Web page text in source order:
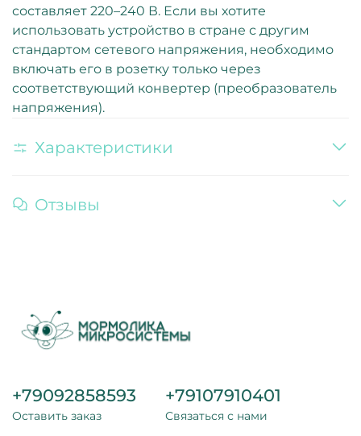
составляет 220–240 В. Если вы хотите
использовать устройство в стране с другим
стандартом сетевого напряжения, необходимо
включать его в розетку только через
соответствующий конвертер (преобразователь
напряжения).
Характеристики
Отзывы
+79092858593
Оставить заказ
+79107910401
Связаться с нами